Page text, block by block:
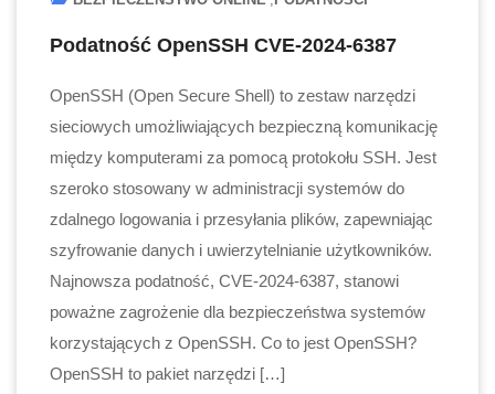
Podatność OpenSSH CVE-2024-6387
OpenSSH (Open Secure Shell) to zestaw narzędzi
sieciowych umożliwiających bezpieczną komunikację
między komputerami za pomocą protokołu SSH. Jest
szeroko stosowany w administracji systemów do
zdalnego logowania i przesyłania plików, zapewniając
szyfrowanie danych i uwierzytelnianie użytkowników.
Najnowsza podatność, CVE-2024-6387, stanowi
poważne zagrożenie dla bezpieczeństwa systemów
korzystających z OpenSSH. Co to jest OpenSSH?
OpenSSH to pakiet narzędzi […]